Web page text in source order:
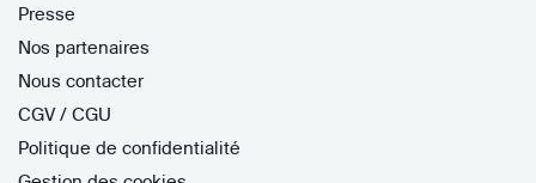
Presse
Nos partenaires
Nous contacter
CGV / CGU
Politique de confidentialité